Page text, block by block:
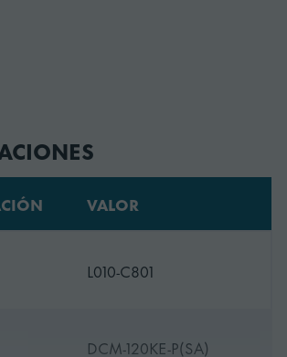
naturales utilizados en nuestros
el rendimiento y la capacidad
de mm hacen de esta máquina
VALOR
L010-C801
DCM-120KE-P(SA)